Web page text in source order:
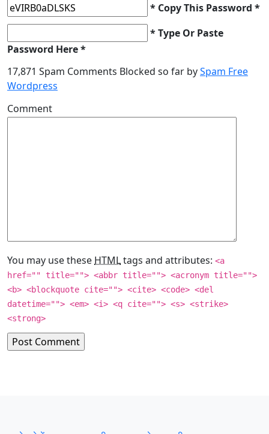
* Copy This Password *
* Type Or Paste
Password Here *
17,871 Spam Comments Blocked so far bySpam Free
Wordpress
Comment
You may use these HTMLtags and attributes: <a
href="" title=""> <abbr title=""> <acronym title="">
<b> <blockquote cite=""> <cite> <code> <del
datetime=""> <em> <i> <q cite=""> <s> <strike>
<strong>